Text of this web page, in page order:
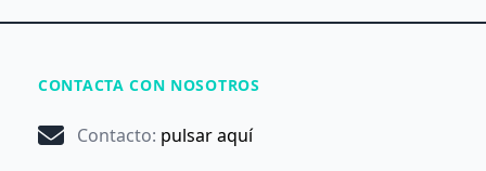
CONTACTA CON NOSOTROS
Contacto: pulsar aquí